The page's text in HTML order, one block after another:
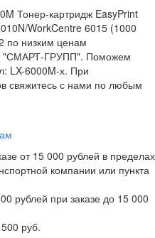
Тонер-картридж EasyPrint
WorkCentre 6015 (1000
по низким ценам
"СМАРТ-ГРУПП". Поможем
LX-6000M-х. При
свяжитесь с нами по любым
от 15 000 рублей в пределах
компании или пункта
рублей при заказе до 15 000
руб.